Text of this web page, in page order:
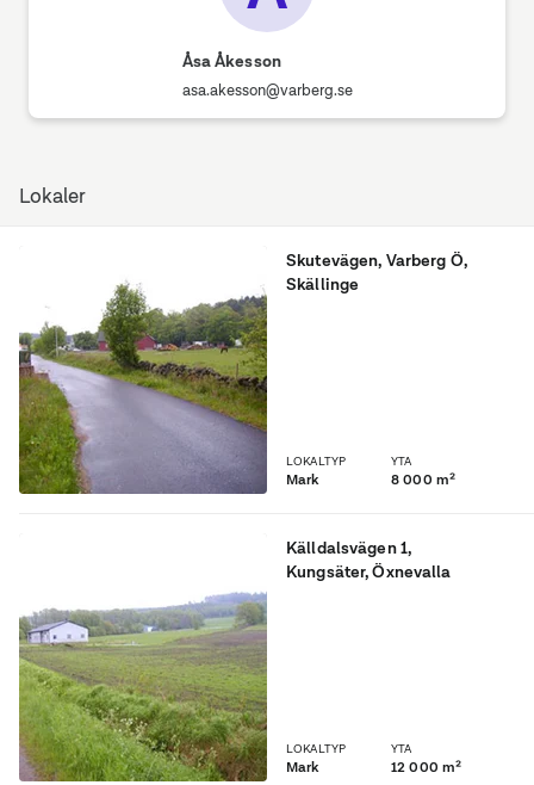
Åsa Åkesson
asa.akesson@varberg.se
Lokaler
Skutevägen, Varberg Ö,
Skällinge
LOKALTYP
Mark
YTA
8 000 m²
Källdalsvägen 1,
Kungsäter, Öxnevalla
LOKALTYP
Mark
YTA
12 000 m²